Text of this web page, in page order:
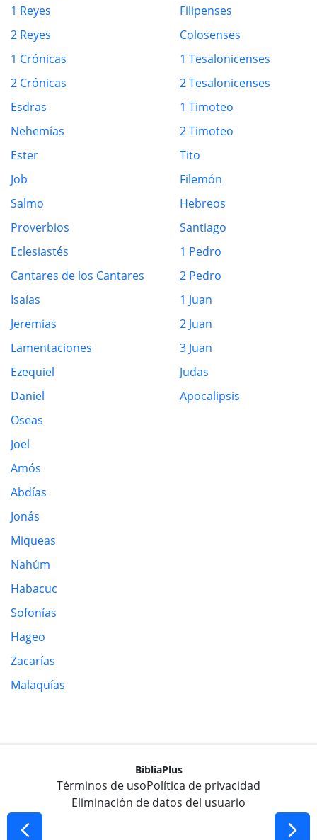
1 Reyes
2 Reyes
1 Crónicas
2 Crónicas
Esdras
Nehemías
Ester
Job
Salmo
Proverbios
Eclesiastés
Cantares de los Cantares
Isaías
Jeremias
Lamentaciones
Ezequiel
Daniel
Oseas
Joel
Amós
Abdías
Jonás
Miqueas
Nahúm
Habacuc
Sofonías
Hageo
Zacarías
Malaquías
Filipenses
Colosenses
1 Tesalonicenses
2 Tesalonicenses
1 Timoteo
2 Timoteo
Tito
Filemón
Hebreos
Santiago
1 Pedro
2 Pedro
1 Juan
2 Juan
3 Juan
Judas
Apocalipsis
BibliaPlus
Términos de usoPolítica de privacidad
Eliminación de datos del usuario